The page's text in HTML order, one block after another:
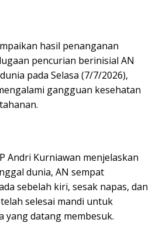
hasil penanganan
pencurian berinisial AN
pada Selasa (7/7/2026),
gangguan kesehatan
Andri Kurniawan menjelaskan
dunia, AN sempat
sebelah kiri, sesak napas, dan
selesai mandi untuk
yang datang membesuk.